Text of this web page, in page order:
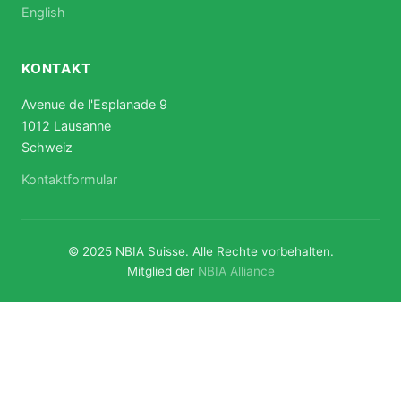
English
KONTAKT
Avenue de l'Esplanade 9
1012 Lausanne
Schweiz
Kontaktformular
© 2025 NBIA Suisse. Alle Rechte vorbehalten.
Mitglied der NBIA Alliance